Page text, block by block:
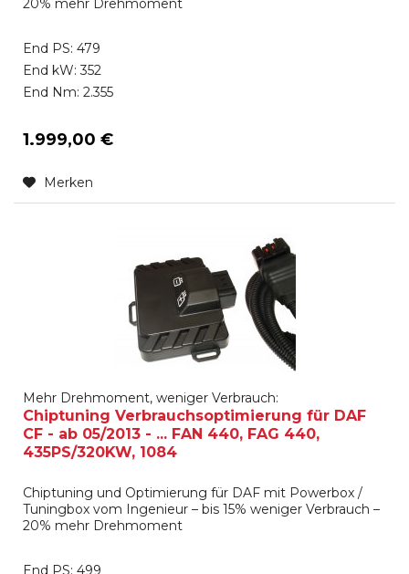
20% mehr Drehmoment
End PS: 479
End kW: 352
End Nm: 2.355
1.999,00 €
Merken
Mehr Drehmoment, weniger Verbrauch:
Chiptuning Verbrauchsoptimierung für DAF
CF - ab 05/2013 - ... FAN 440, FAG 440,
435PS/320KW, 1084
Chiptuning und Optimierung für DAF mit Powerbox /
Tuningbox vom Ingenieur – bis 15% weniger Verbrauch –
20% mehr Drehmoment